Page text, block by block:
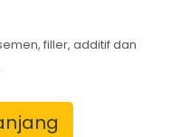
filler, additif dan